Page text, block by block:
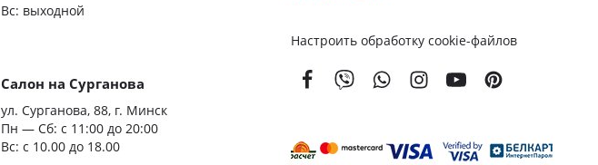
Вс: выходной
Салон на Сурганова
ул. Сурганова, 88, г. Минск
Пн — Сб: с 11:00 до 20:00
Вс: с 10.00 до 18.00
Настроить обработку cookie-файлов